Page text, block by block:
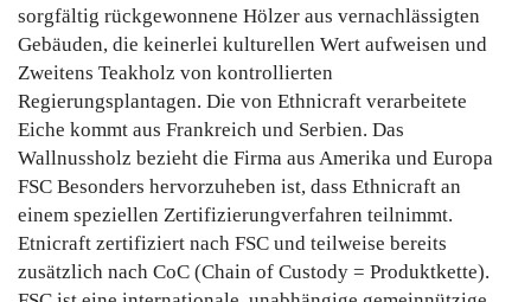
sorgfältig rückgewonnene Hölzer aus vernachlässigten
Gebäuden, die keinerlei kulturellen Wert aufweisen und
Zweitens Teakholz von kontrollierten
Regierungsplantagen. Die von Ethnicraft verarbeitete
Eiche kommt aus Frankreich und Serbien. Das
Wallnussholz bezieht die Firma aus Amerika und Europa
FSC Besonders hervorzuheben ist, dass Ethnicraft an
einem speziellen Zertifizierungverfahren teilnimmt.
Etnicraft zertifiziert nach FSC und teilweise bereits
zusätzlich nach CoC (Chain of Custody = Produktkette).